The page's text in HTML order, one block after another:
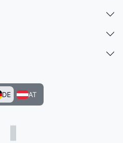
DE AT